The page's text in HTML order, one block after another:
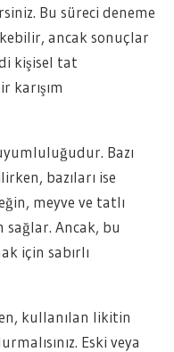
Bu süreci deneme
ancak sonuçlar
kişisel tat
karışım
Bazı
bazıları ise
meyve ve tatlı
Ancak, bu
için sabırlı
kullanılan likitin
Eski veya